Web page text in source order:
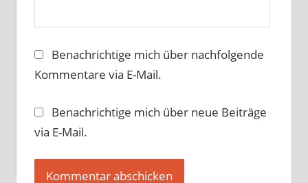
Benachrichtige mich über nachfolgende
Kommentare via E-Mail.
Benachrichtige mich über neue Beiträge
via E-Mail.